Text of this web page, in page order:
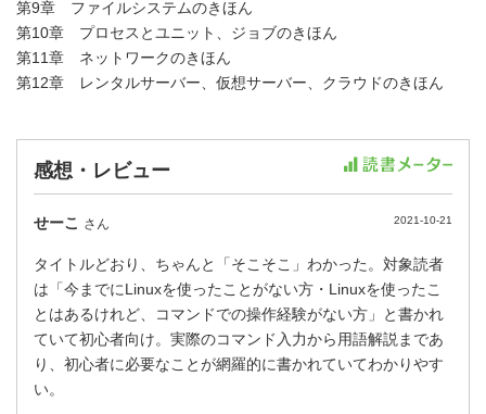
第9章 ファイルシステムのきほん
第10章 プロセスとユニット、ジョブのきほん
第11章 ネットワークのきほん
第12章 レンタルサーバー、仮想サーバー、クラウドのきほん
感想・レビュー
せーこ さん 2021-10-21
タイトルどおり、ちゃんと「そこそこ」わかった。対象読者
は「今までにLinuxを使ったことがない方・Linuxを使ったこ
とはあるけれど、コマンドでの操作経験がない方」と書かれ
ていて初心者向け。実際のコマンド入力から用語解説まであ
り、初心者に必要なことが網羅的に書かれていてわかりやす
い。